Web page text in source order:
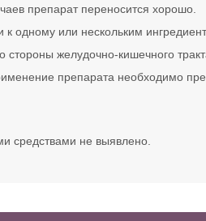
препарат переносится хорошо.
к одному или нескольким
стороны желудочно-кишечного
препарата необходимо
средствами не выявлено.